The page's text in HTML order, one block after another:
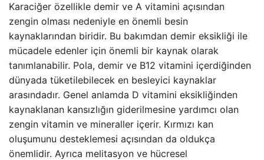
Karaciğer özellikle demir ve A vitamini açısından
zengin olması nedeniyle en önemli besin
kaynaklarından biridir. Bu bakımdan demir eksikliği ile
mücadele edenler için önemli bir kaynak olarak
tanımlanabilir. Pola, demir ve B12 vitamini içerdiğinden
dünyada tüketilebilecek en besleyici kaynaklar
arasındadır. Genel anlamda D vitamini eksikliğinden
kaynaklanan kansızlığın giderilmesine yardımcı olan
zengin vitamin ve mineraller içerir. Kırmızı kan
oluşumunu desteklemesi açısından da oldukça
önemlidir. Ayrıca melitasyon ve hücresel